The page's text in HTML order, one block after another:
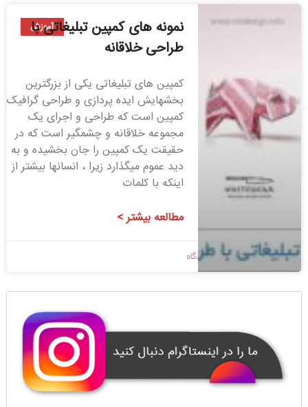
آموزش
نمونه های کمپین تبلیغاتی با
طراحی خلاقانه
کمپین های تبلیغاتی یکی از بزرگترین
بخشهایش ایده پردازی و طراحی گرافیک
کمپین است که طراحی و اجرای یک
مجموعه خلاقانه و چشمگیر است که در
حقیقت یک کمپین را جان بخشیده و به
دید عموم میگذارد زیرا ، انسانها بیشتر از
اینکه با کلمات
مطالعه بیشتر >
1398/09/14 بدون دیدگاه